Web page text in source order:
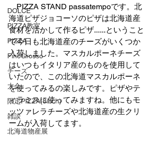
DOLCE
PIZZA教室
PIZZA
FinoGrosso
チーズ
大会
限定PIZZA(8inch)
雑談
北海道物産展
PIZZA STAND passatempoです。北
海道ピザジョコーソのピザは北海道産
食材を活かして作るピザ......ということ
で今日も北海道産のチーズがいくつか
入荷しました。マスカルポーネチーズ
はいつもイタリア産のものを使用して
いたので、この北海道マスカルポーネ
を使ってみるの楽しみです。ピザやテ
ィラミスに使ってみますね。他にもモ
ッツァレラチーズや北海道産の生クリ
ームが入荷してます。